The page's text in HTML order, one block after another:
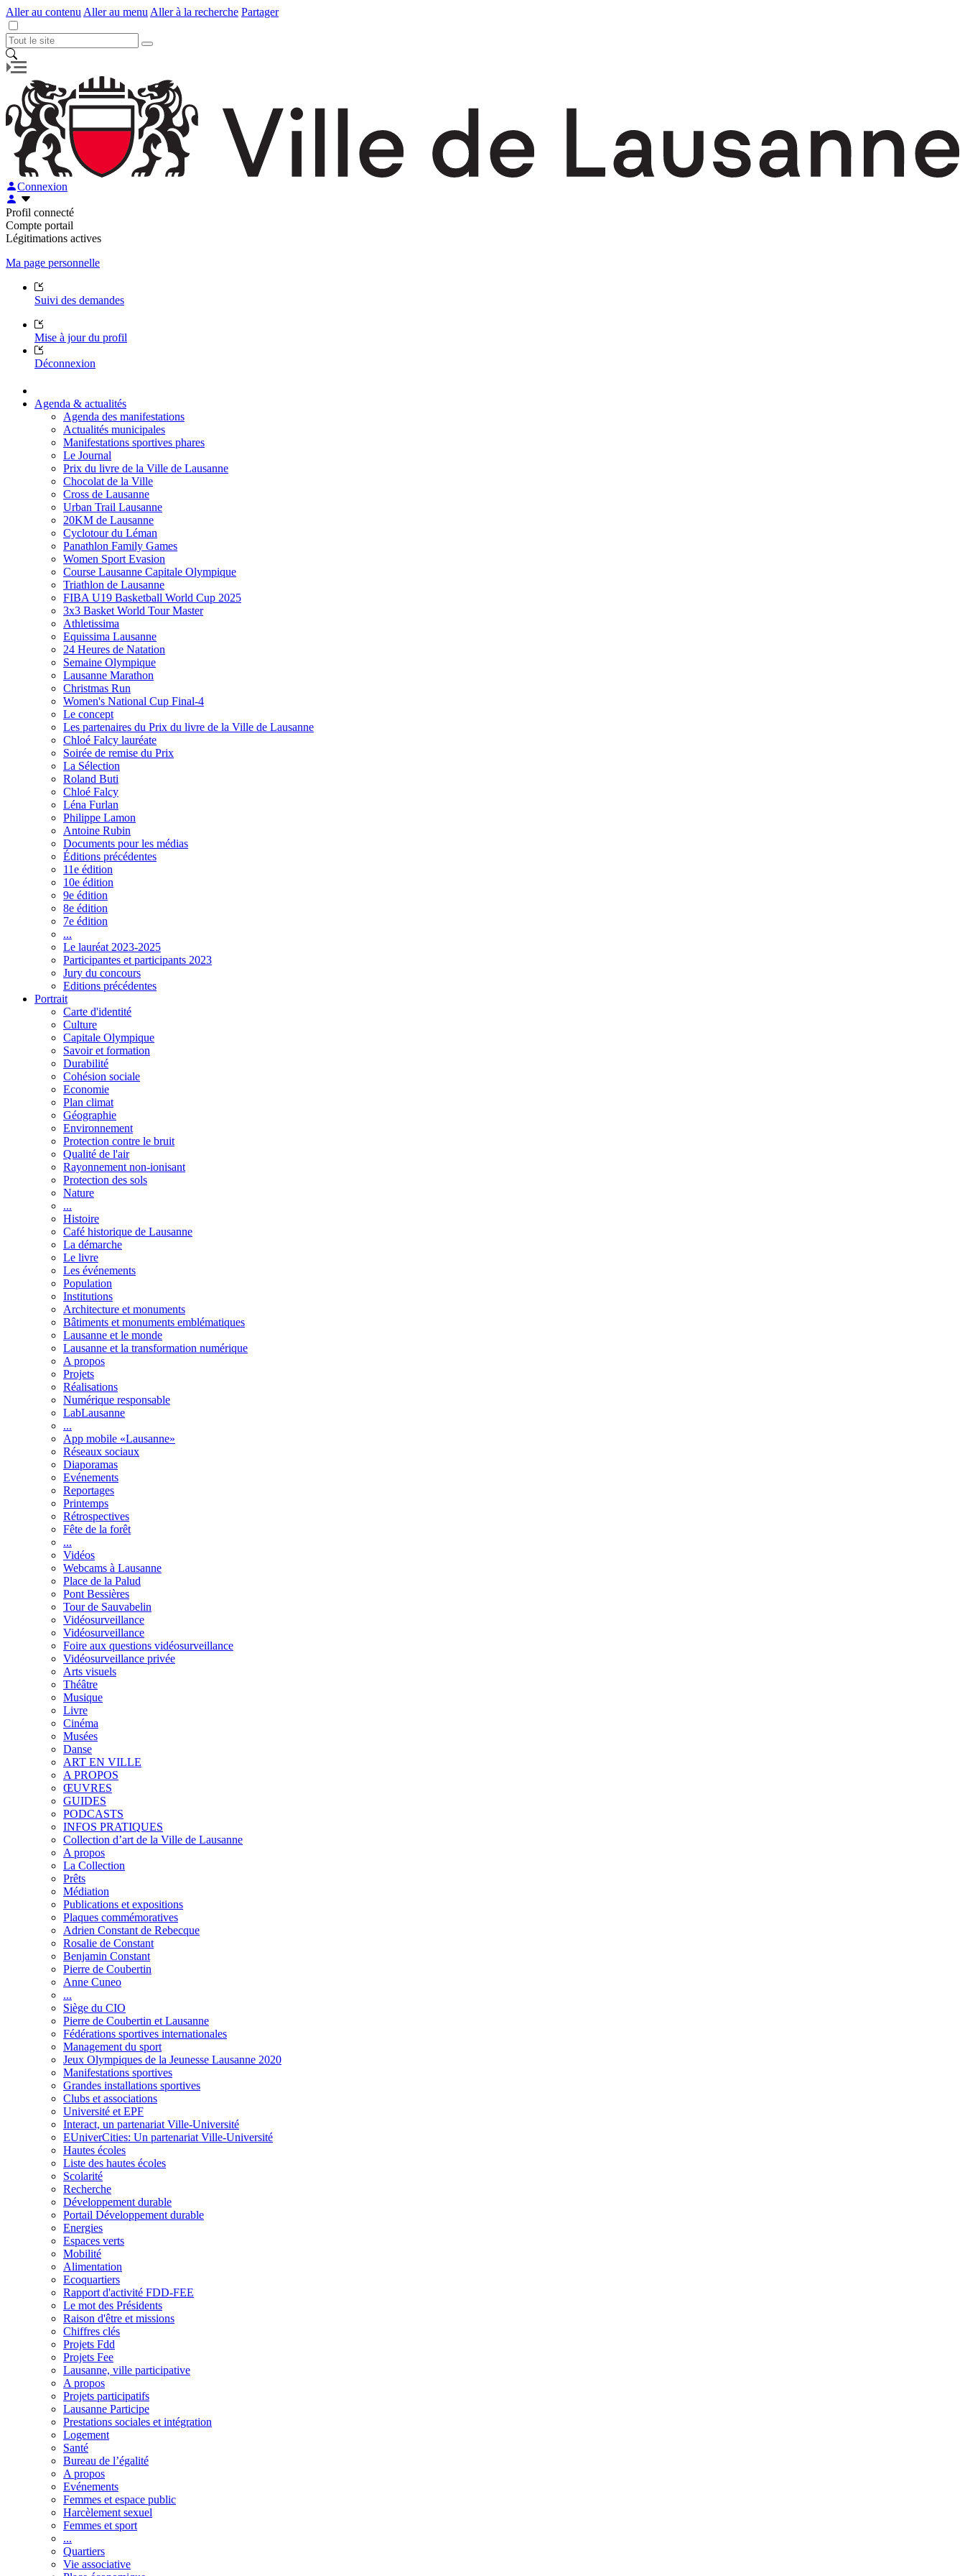
Aller au contenu Aller au menu Aller à la recherche Partager
Connexion
Profil connecté
Compte portail
Légitimations actives
Ma page personnelle
Suivi des demandes
Mise à jour du profil
Déconnexion
Agenda & actualités
Agenda des manifestations
Actualités municipales
Manifestations sportives phares
Le Journal
Prix du livre de la Ville de Lausanne
Chocolat de la Ville
Cross de Lausanne
Urban Trail Lausanne
20KM de Lausanne
Cyclotour du Léman
Panathlon Family Games
Women Sport Evasion
Course Lausanne Capitale Olympique
Triathlon de Lausanne
FIBA U19 Basketball World Cup 2025
3x3 Basket World Tour Master
Athletissima
Equissima Lausanne
24 Heures de Natation
Semaine Olympique
Lausanne Marathon
Christmas Run
Women's National Cup Final-4
Le concept
Les partenaires du Prix du livre de la Ville de Lausanne
Chloé Falcy lauréate
Soirée de remise du Prix
La Sélection
Roland Buti
Chloé Falcy
Léna Furlan
Philippe Lamon
Antoine Rubin
Documents pour les médias
Éditions précédentes
11e édition
10e édition
9e édition
8e édition
7e édition
...
Le lauréat 2023-2025
Participantes et participants 2023
Jury du concours
Editions précédentes
Portrait
Carte d'identité
Culture
Capitale Olympique
Savoir et formation
Durabilité
Cohésion sociale
Economie
Plan climat
Géographie
Environnement
Protection contre le bruit
Qualité de l'air
Rayonnement non-ionisant
Protection des sols
Nature
...
Histoire
Café historique de Lausanne
La démarche
Le livre
Les événements
Population
Institutions
Architecture et monuments
Bâtiments et monuments emblématiques
Lausanne et le monde
Lausanne et la transformation numérique
A propos
Projets
Réalisations
Numérique responsable
LabLausanne
...
App mobile «Lausanne»
Réseaux sociaux
Diaporamas
Evénements
Reportages
Printemps
Rétrospectives
Fête de la forêt
...
Vidéos
Webcams à Lausanne
Place de la Palud
Pont Bessières
Tour de Sauvabelin
Vidéosurveillance
Vidéosurveillance
Foire aux questions vidéosurveillance
Vidéosurveillance privée
Arts visuels
Théâtre
Musique
Livre
Cinéma
Musées
Danse
ART EN VILLE
A PROPOS
ŒUVRES
GUIDES
PODCASTS
INFOS PRATIQUES
Collection d’art de la Ville de Lausanne
A propos
La Collection
Prêts
Médiation
Publications et expositions
Plaques commémoratives
Adrien Constant de Rebecque
Rosalie de Constant
Benjamin Constant
Pierre de Coubertin
Anne Cuneo
...
Siège du CIO
Pierre de Coubertin et Lausanne
Fédérations sportives internationales
Management du sport
Jeux Olympiques de la Jeunesse Lausanne 2020
Manifestations sportives
Grandes installations sportives
Clubs et associations
Université et EPF
Interact, un partenariat Ville-Université
EUniverCities: Un partenariat Ville-Université
Hautes écoles
Liste des hautes écoles
Scolarité
Recherche
Développement durable
Portail Développement durable
Energies
Espaces verts
Mobilité
Alimentation
Ecoquartiers
Rapport d'activité FDD-FEE
Le mot des Présidents
Raison d'être et missions
Chiffres clés
Projets Fdd
Projets Fee
Lausanne, ville participative
A propos
Projets participatifs
Lausanne Participe
Prestations sociales et intégration
Logement
Santé
Bureau de l’égalité
A propos
Evénements
Femmes et espace public
Harcèlement sexuel
Femmes et sport
...
Quartiers
Vie associative